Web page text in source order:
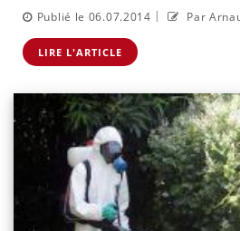
Publié le 06.07.2014 | Par
LIRE L'ARTICLE